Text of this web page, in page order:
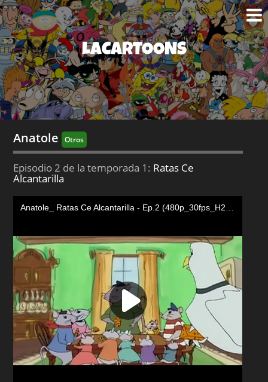
LACARTOONS
Anatole Otros
Episodio 2 de la temporada 1: Ratas Ce
Alcantarilla